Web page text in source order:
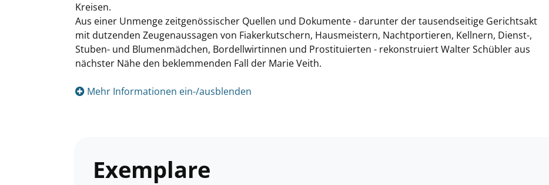
Kreisen.
Aus einer Unmenge zeitgenössischer Quellen und Dokumente - darunter der tausendseitige Gerichtsakt
mit dutzenden Zeugenaussagen von Fiakerkutschern, Hausmeistern, Nachtportieren, Kellnern, Dienst-,
Stuben- und Blumenmädchen, Bordellwirtinnen und Prostituierten - rekonstruiert Walter Schübler aus
nächster Nähe den beklemmenden Fall der Marie Veith.
Mehr Informationen ein-/ausblenden
Exemplare